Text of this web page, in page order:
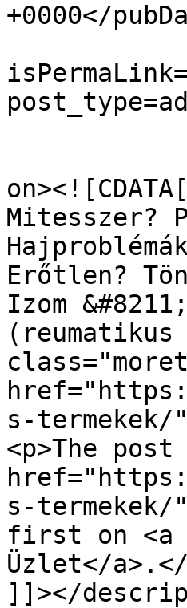
+0000</
Mitesszer?
Erőtlen?
Izom
(reumatikus
s-termekek/
<p>The post
s-termekek/
first on <a
Üzlet</
]]></